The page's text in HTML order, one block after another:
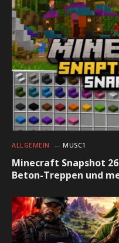
ALLGEMEIN MUSC1
Minecraft Snapshot
Beton-Treppen und